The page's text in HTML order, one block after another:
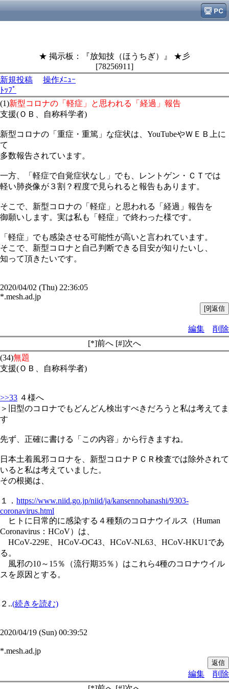
★ 掲示板：『放知技（ほうちぎ）』 ★彡
[78256911]
新規投稿
操作ﾒﾆｭｰ
ﾄｯﾌﾟ
(1)新型コロナの「軽症」と思われる「経過」報告
支援(ＯＢ、自称科学者)
新型コロナの「重症・重篤」な症状は、YouTubeやＷＥＢ上に
て
多数報告されています。
一方、「軽症で自覚症状なし」でも、レントゲン・ＣＴでは
軽い肺炎像が３割？程度で見られると報告もあります。
そこで、新型コロナの「軽症」と思われる「経過」報告を
御願いします。実は私も「軽症」で終わった様です。
「軽症」でも感染させる可能性が高いと言われています。
そこで、新型コロナと自己判断できる目安が知りたいし、
知って頂きたいです。
2020/04/02 (Thu) 22:36:05
*.mesh.ad.jp
編集
削除
[*]前へ [#]次へ
(34)無題
支援(ＯＢ、自称科学者)
>>33 ４様へ
＞旧型のコロナでもどんどん検出すべきだろうと私は考えてま
す
先ず、正確に書ける「この内容」から行きますね。
日本土着風邪コロナを、新型コロナＰＣＲ検査では除外されて
いると私は考えていました。
その根拠は、
１． https://www.niid.go.jp/niid/ja/kansennohanashi/9303-
coronavirus.html
ヒトに日常的に感染する４種類のコロナウイルス（Human
Coronavirus：HCoV）は、
HCoV-229E、HCoV-OC43、HCoV-NL63、HCoV-HKU1であ
る。
風邪の10～15％（流行期35％）はこれら4種のコロナウイル
スを原因とする。
２..(続きを読む)
2020/04/19 (Sun) 00:39:52
*.mesh.ad.jp
編集
削除